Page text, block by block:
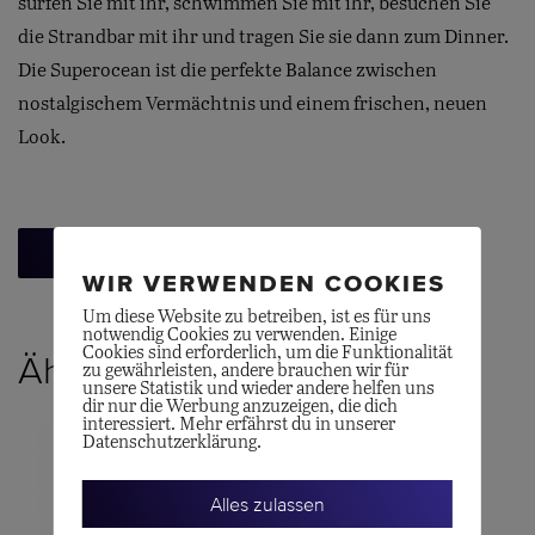
surfen Sie mit ihr, schwimmen Sie mit ihr, besuchen Sie
die Strandbar mit ihr und tragen Sie sie dann zum Dinner.
Die Superocean ist die perfekte Balance zwischen
nostalgischem Vermächtnis und einem frischen, neuen
Look.
Ähnliche Produkte
WIR VERWENDEN COOKIES
Um diese Website zu betreiben, ist es für uns
notwendig Cookies zu verwenden. Einige
Cookies sind erforderlich, um die Funktionalität
zu gewährleisten, andere brauchen wir für
unsere Statistik und wieder andere helfen uns
dir nur die Werbung anzuzeigen, die dich
interessiert. Mehr erfährst du in unserer
Datenschutzerklärung.
Alles zulassen